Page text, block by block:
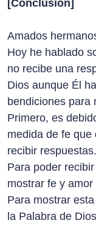
[Conclusión]
Amados
Hoy he hablado
no recibe una
Dios aunque Él
bendiciones para
Primero, es
medida de fe
recibir respuestas.
Para poder
mostrar fe y
Para mostrar
la Palabra de